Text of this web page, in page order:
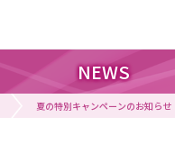
NEWS
夏の特別キャンペーンのお知らせ